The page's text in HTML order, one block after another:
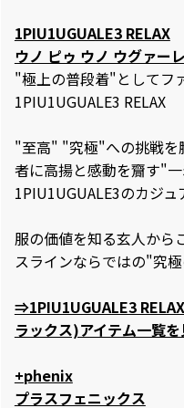
1PIU1UGUALE3 RELAX
ウノ ピゥ ウノ ウグァー
"極上の普段着"としてフ
1PIU1UGUALE3 RELAX
"至高" "究極"への挑戦を
者に高揚と感動を齎す"
1PIU1UGUALE3のカジュ
服の価値を知る玄人から
スラインならではの"究
⇒1PIU1UGUALE3
ラックス)アイテム一覧を
+phenix
プラスフェニックス